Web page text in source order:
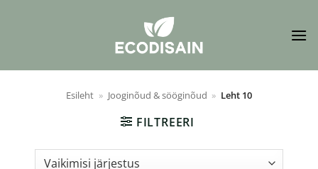
Esileht » Jooginõud & sööginõud » Leht 10
FILTREERI